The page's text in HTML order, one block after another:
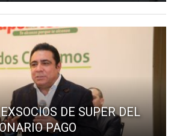
DE SUPER DEL
PAGO